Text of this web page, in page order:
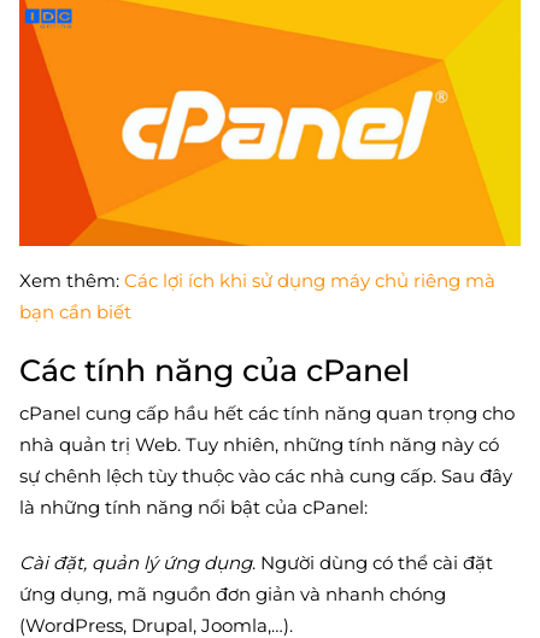
Xem thêm:Các lợi ích khi sử dụng máy chủ riêng mà
bạn cần biết
Các tính năng của cPanel
cPanel cung cấp hầu hết các tính năng quan trọng cho
nhà quản trị Web. Tuy nhiên, những tính năng này có
sự chênh lệch tùy thuộc vào các nhà cung cấp. Sau đây
là những tính năng nổi bật của cPanel:
Cài đặt, quản lý ứng dụng. Người dùng có thể cài đặt
ứng dụng, mã nguồn đơn giản và nhanh chóng
(WordPress, Drupal, Joomla,…).